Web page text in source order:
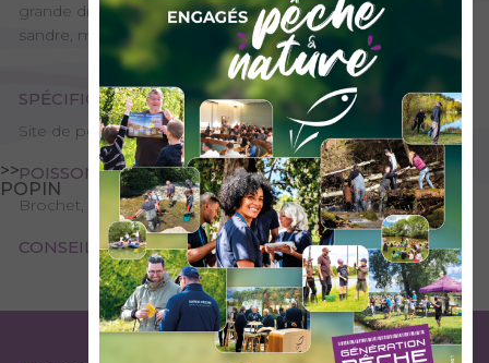
>>
POPIN
grande diversité d'espèces : carpe, brochet et même
sandre, mais pas de salmonidé.
SPÉCIFICITÉS
Site de pêche – 2ème catégorie
POISSONS PRÉSENTS
Brochet, Carpe, Perche commune, Petits poissons blancs
CONSEILS DE PÊCHE